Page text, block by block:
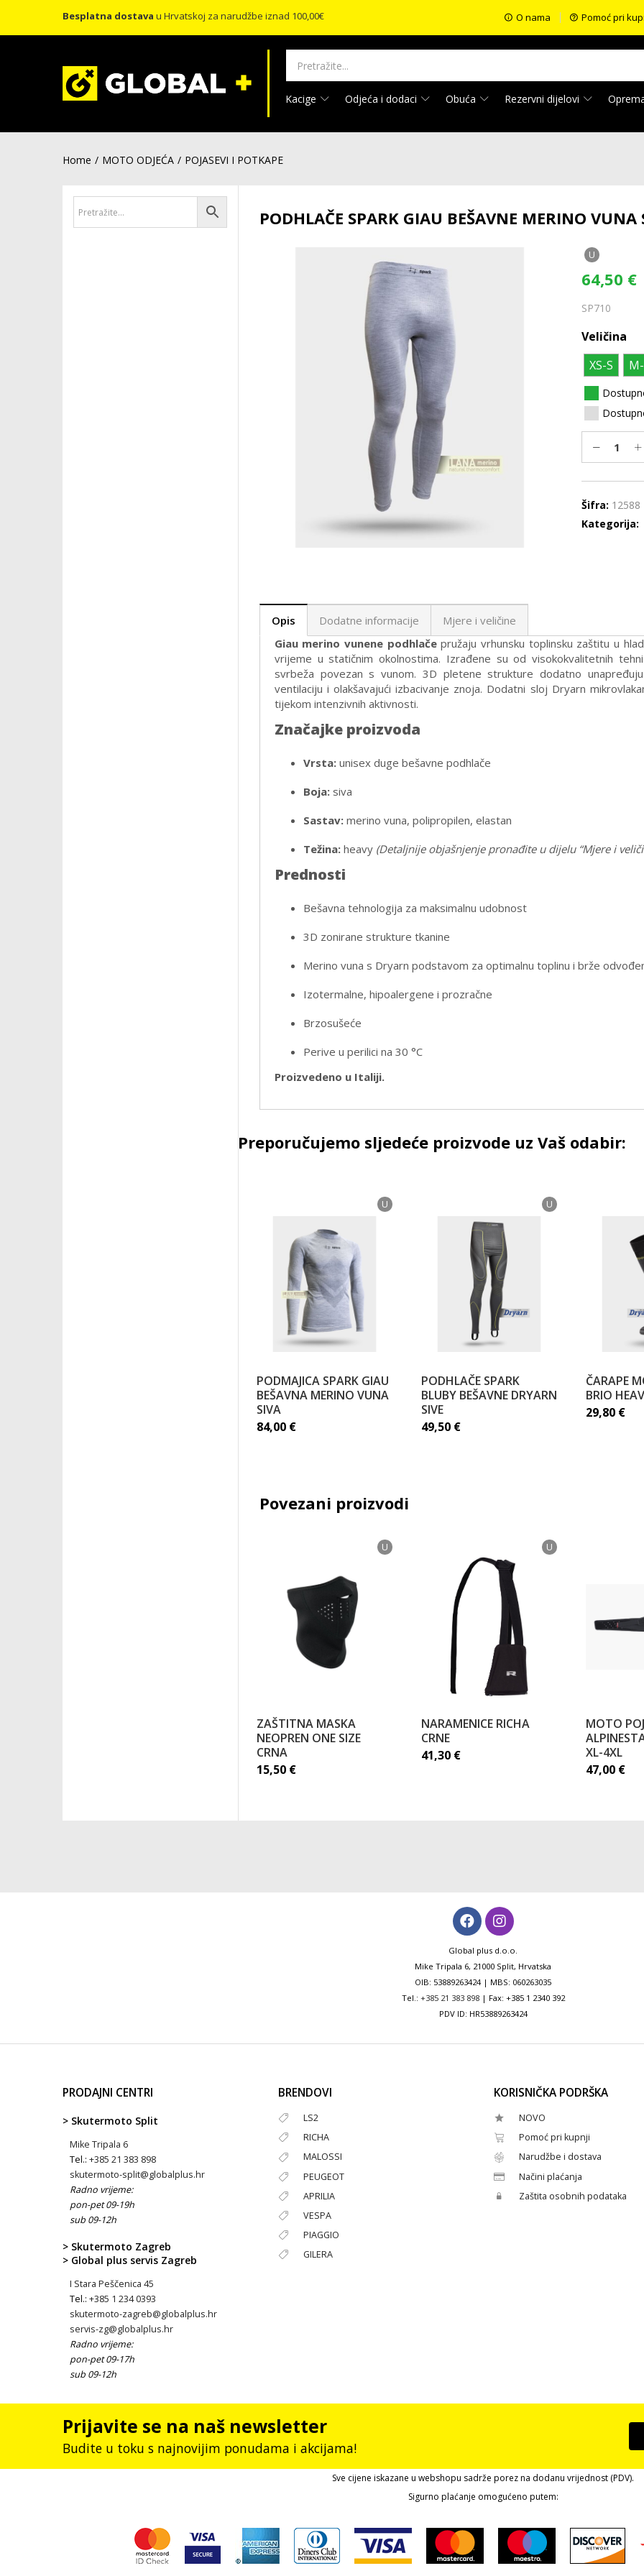
Besplatna dostava u Hrvatskoj za narudžbe iznad 100,00€ O nama Pomoć pri
Kacige Odjeća i dodaci Obuća Rezervni dijelovi
Home MOTO ODJEĆA POJASEVI I POTKAPE
PODHLAČE SPARK GIAU BEŠAVNE MERINO VUNA
U
64,50 €
SP710
Veličina
XS-S
Šifra: 12588
Kategorija:
Opis Dodatne informacije
Mjere i veličine
Giau merino vunene podhlačepružaju vrhunsku toplinsku zaštitu u
vrijeme u statičnim okolnostima. Izrađene su od visokokvalitetnih
svrbeža povezan s vunom. 3D pletene strukture dodatno
ventilaciju i olakšavajući izbacivanje znoja. Dodatni sloj Dryarn
tijekom intenzivnih aktivnosti.
Značajke proizvoda
Vrsta:unisex duge bešavne podhlače
Boja:siva
Sastav:merino vuna, polipropilen, elastan
Težina:heavy (Detaljnije objašnjenje pronađite u dijelu “Mjere i
Prednosti
Bešavna tehnologija za maksimalnu udobnost
3D zonirane strukture tkanine
Merino vuna s Dryarn podstavom za optimalnu toplinu i brže
Izotermalne, hipoalergene i prozračne
Brzosušeće
Perive u perilici na 30 °C
Proizvedeno u Italiji.
Preporučujemo sljedeće proizvode uz Vaš odabir:
U
PODMAJICA SPARK GIAU
BEŠAVNA MERINO VUNA
SIVA
84,00 €
U
PODHLAČE SPARK
BLUBY BEŠAVNE DRYARN
SIVE
49,50 €
ČARAPE
BRIO
29,80 €
Povezani proizvodi
U
ZAŠTITNA MASKA
NEOPREN ONE SIZE
CRNA
15,50 €
U
NARAMENICE RICHA
CRNE
41,30 €
MOTO
XL-4XL
47,00 €
Global plus d.o.o.
Mike Tripala 6, 21000 Split, Hrvatska
OIB: 53889263424 | MBS: 060263035
Tel.: +385 21 383 898| Fax: +385 1 2340 392
PDV ID: HR53889263424
PRODAJNI CENTRI
> Skutermoto Split
Mike Tripala 6
Tel.: +385 21 383 898
skutermoto-split@globalplus.hr
Radno vrijeme:
pon-pet 09-19h
sub 09-12h
> Skutermoto Zagreb
> Global plus servis Zagreb
I Stara Peščenica 45
Tel.: +385 1 234 0393
skutermoto-zagreb@globalplus.hr
servis-zg@globalplus.hr
Radno vrijeme:
pon-pet 09-17h
sub 09-12h
BRENDOVI
LS2
RICHA
MALOSSI
PEUGEOT
APRILIA
VESPA
PIAGGIO
GILERA
KORISNIČKA PODRŠKA
NOVO
Pomoć pri kupnji
Narudžbe i dostava
Načini plaćanja
Zaštita osobnih podataka
Prijavite se na naš newsletter
Budite u toku s najnovijim ponudama i akcijama!
Sve cijene iskazane u webshopu sadrže porez na dodanu vrijednost (PDV).
Sigurno plaćanje omogućeno putem: